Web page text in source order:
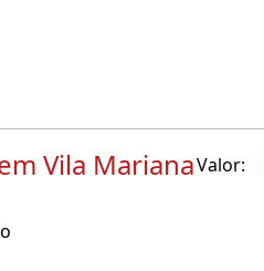
Vila MarianaValor: